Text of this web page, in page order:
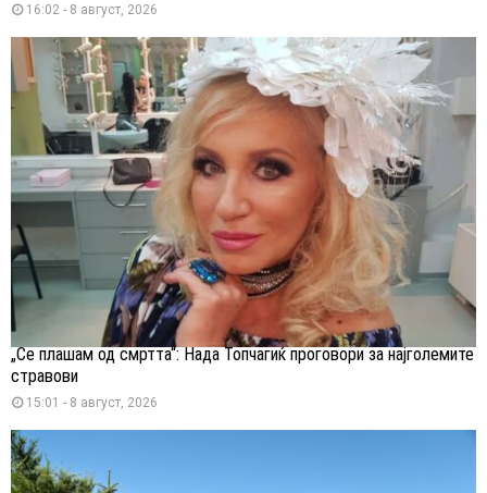
16:02 - 8 август, 2026
„Се плашам од смртта“: Нада Топчагиќ проговори за најголемите
стравови
15:01 - 8 август, 2026